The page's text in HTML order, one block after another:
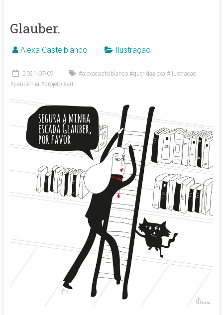
Glauber.
Alexa Castelblanco Ilustração
2021-07-09
#alexacastelblanco #queridaalexa #ilustracao
#pandemia #projeto #art